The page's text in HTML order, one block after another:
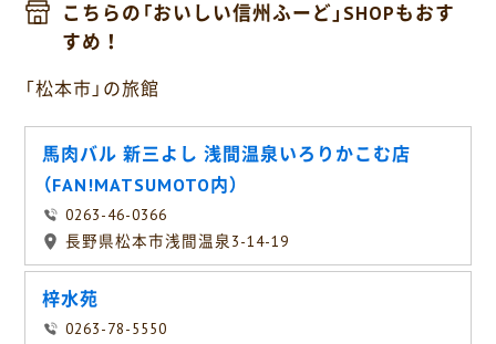
こちらの「おいしい信州ふーど」SHOPもおす
すめ！
「松本市」の旅館
馬肉バル 新三よし 浅間温泉いろりかこむ店
（FAN!MATSUMOTO内）
0263-46-0366
長野県松本市浅間温泉3-14-19
梓水苑
0263-78-5550